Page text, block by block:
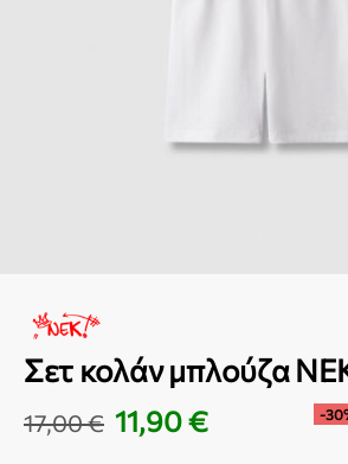
Σετ κολάν μπλούζα
17,00€ 11,90€ -